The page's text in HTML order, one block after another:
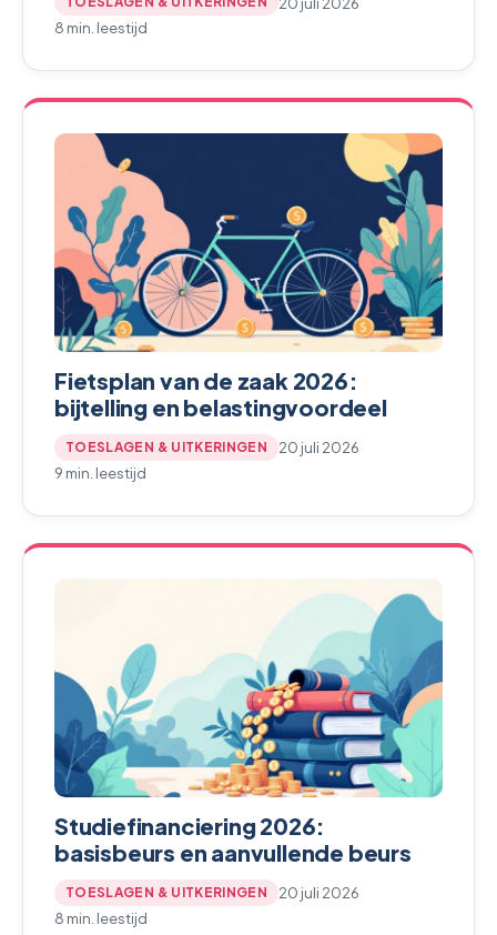
8 min. leestijd
Fietsplan van de zaak 2026:
bijtelling en belastingvoordeel
TOESLAGEN & UITKERINGEN
20 juli 2026
9 min. leestijd
Studiefinanciering 2026:
basisbeurs en aanvullende beurs
TOESLAGEN & UITKERINGEN
20 juli 2026
8 min. leestijd